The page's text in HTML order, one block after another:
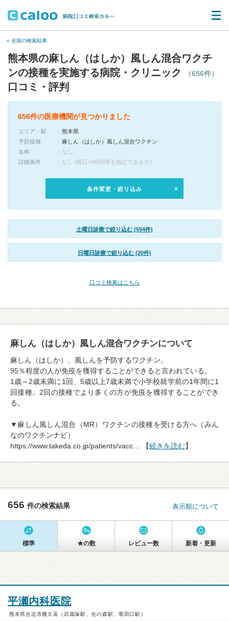
« 全国の検索結果
熊本県の麻しん（はしか）風しん混合ワクチ
ンの接種を実施する病院・クリニック
（656件）
口コミ・評判
656件の医療機関が見つかりました
エリア・駅
熊本県
予防接種
麻しん（はしか）風しん混合ワクチン
名称
なし
詳細条件
なし (曜日や時間帯を指定できます)
条件変更・絞り込み
土曜日診療で絞り込む (594件)
日曜日診療で絞り込む (20件)
口コミ検索はこちら
麻しん（はしか）風しん混合ワクチンについて
麻しん（はしか）、風しんを予防するワクチン。
95％程度の人が免疫を獲得することができると言われている。
1歳～2歳未満に1回、5歳以上7歳未満で小学校就学前の1年間に1
回接種。2回の接種でより多くの方が免疫を獲得することができ
る。
▼麻しん風しん混合（MR）ワクチンの接種を受ける方へ（みん
なのワクチンナビ）
https://www.takeda.co.jp/patients/vacc… 【続きを読む】
656 件の検索結果 表示順について
標準 ★の数 レビュー数 新着・更新
平瀬内科医院
熊本県合志市幾久富（武蔵塚駅、光の森駅、竜田口駅）